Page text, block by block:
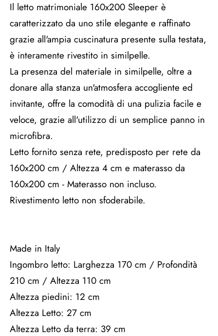
Il letto matrimoniale 160x200 Sleeper è
caratterizzato da uno stile elegante e raffinato
grazie all'ampia cuscinatura presente sulla testata,
è interamente rivestito in similpelle.
La presenza del materiale in similpelle, oltre a
donare alla stanza un'atmosfera accogliente ed
invitante, offre la comodità di una pulizia facile e
veloce, grazie all'utilizzo di un semplice panno in
microfibra.
Letto fornito senza rete, predisposto per rete da
160x200 cm / Altezza 4 cm e materasso da
160x200 cm - Materasso non incluso.
Rivestimento letto non sfoderabile.
Made in Italy
Ingombro letto: Larghezza 170 cm / Profondità
210 cm / Altezza 110 cm
Altezza piedini: 12 cm
Altezza Letto: 27 cm
Altezza Letto da terra: 39 cm